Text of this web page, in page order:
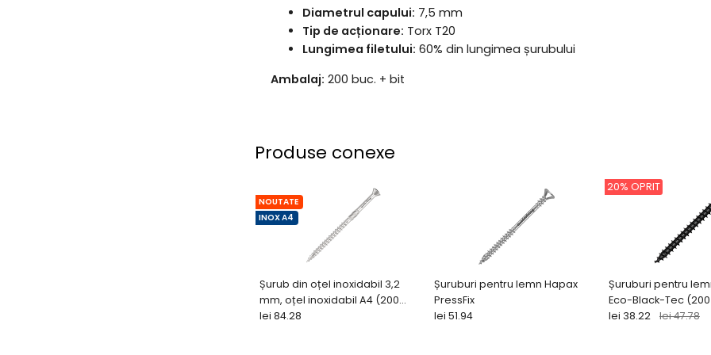
Diametrul capului: 7,5 mm
Tip de acționare: Torx T20
Lungimea filetului: 60% din lungimea șurubului
Ambalaj: 200 buc. + bit
Produse conexe
Șurub din oțel inoxidabil 3,2
mm, oțel inoxidabil A4 (200
buc)
NOUTATE
INOX A4
lei 84.28
Șuruburi pentru lemn Hapax
PressFix
lei 51.94
Șuruburi pentru
Eco-Black-Tec
20% OPRIT
lei 38.22 lei 47.78